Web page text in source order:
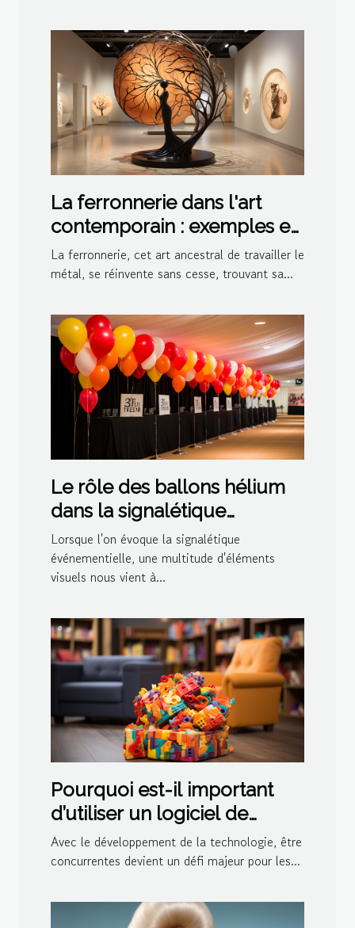
La ferronnerie dans l'art
contemporain : exemples et
inspirations
La ferronnerie, cet art ancestral de travailler le
métal, se réinvente sans cesse, trouvant sa...
Le rôle des ballons hélium
dans la signalétique
événementielle
Lorsque l'on évoque la signalétique
événementielle, une multitude d'éléments
visuels nous vient à...
Pourquoi est-il important
d’utiliser un logiciel de
ludothèque et de
médiathèque pour votre
Avec le développement de la technologie, être
concurrentes devient un défi majeur pour les...